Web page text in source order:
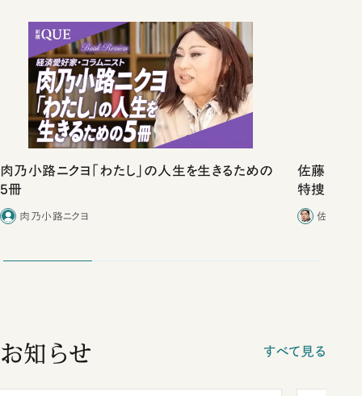
肉乃小路ニクヨ「わたし」の人生を生きるための
5冊
肉乃小路ニクヨ
佐藤優vs
特捜取調
合ったこと
佐藤優
お知らせ すべて見る